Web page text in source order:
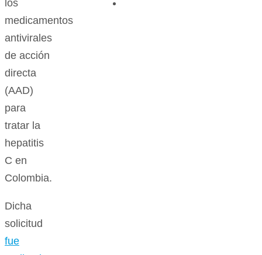
los
medicamentos
antivirales
de acción
directa
(AAD)
para
tratar la
hepatitis
C en
Colombia.
Dicha
solicitud
fue